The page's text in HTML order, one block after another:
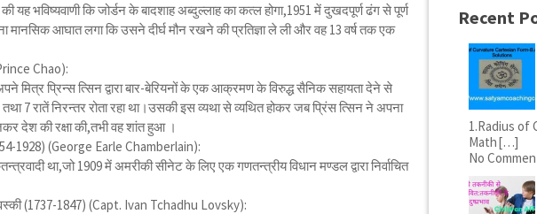
भविष्यवाणी कि जोर्डन के बादशाह अब्दुल्लाह का कत्ल होगा,1951 में दुखदपूर्ण ढंग से पूर्ण
आघात लगा कि उसने दीर्घ मौन रखने की प्रतिज्ञा ले ली और वह 13 वर्ष तक एक
Chao):
मित्र प्रिन्स त्सिन द्वारा बार-बेरियनों के एक आक्रमण के विरुद्ध सैनिक सहायता देने से
7 रातें निरन्तर रोता रहा था।उसकी इस व्यथा से व्यथित होकर जब प्रिंस त्सिन ने अपना
देश की रक्षा की,तभी वह शांत हुआ ।
1928) (George Earle Chamberlain):
था,जो 1909 में अमरीकी सीनेट के लिए एक गणतन्त्रीय विधान मण्डल द्वारा निर्वाचित
(1737-1847) (Capt. Ivan Tchadhu Lovsky):
Recent
1.Radius of
Math[…]
No